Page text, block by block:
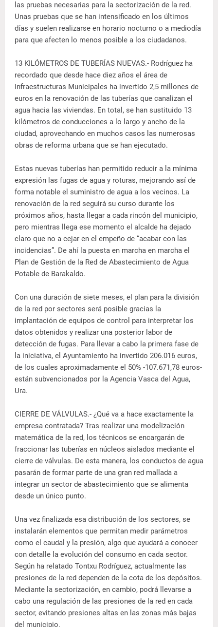
las pruebas necesarias para la sectorización de la red.
Unas pruebas que se han intensificado en los últimos
días y suelen realizarse en horario nocturno o a mediodía
para que afecten lo menos posible a los ciudadanos.
13 KILÓMETROS DE TUBERÍAS NUEVAS.- Rodríguez ha
recordado que desde hace diez años el área de
Infraestructuras Municipales ha invertido 2,5 millones de
euros en la renovación de las tuberías que canalizan el
agua hacia las viviendas. En total, se han sustituido 13
kilómetros de conducciones a lo largo y ancho de la
ciudad, aprovechando en muchos casos las numerosas
obras de reforma urbana que se han ejecutado.
Estas nuevas tuberías han permitido reducir a la mínima
expresión las fugas de agua y roturas, mejorando así de
forma notable el suministro de agua a los vecinos. La
renovación de la red seguirá su curso durante los
próximos años, hasta llegar a cada rincón del municipio,
pero mientras llega ese momento el alcalde ha dejado
claro que no a cejar en el empeño de “acabar con las
incidencias”. De ahí la puesta en marcha en marcha el
Plan de Gestión de la Red de Abastecimiento de Agua
Potable de Barakaldo.
Con una duración de siete meses, el plan para la división
de la red por sectores será posible gracias la
implantación de equipos de control para interpretar los
datos obtenidos y realizar una posterior labor de
detección de fugas. Para llevar a cabo la primera fase de
la iniciativa, el Ayuntamiento ha invertido 206.016 euros,
de los cuales aproximadamente el 50% -107.671,78 euros-
están subvencionados por la Agencia Vasca del Agua,
Ura.
CIERRE DE VÁLVULAS.- ¿Qué va a hace exactamente la
empresa contratada? Tras realizar una modelización
matemática de la red, los técnicos se encargarán de
fraccionar las tuberías en núcleos aislados mediante el
cierre de válvulas. De esta manera, los conductos de agua
pasarán de formar parte de una gran red mallada a
integrar un sector de abastecimiento que se alimenta
desde un único punto.
Una vez finalizada esa distribución de los sectores, se
instalarán elementos que permitan medir parámetros
como el caudal y la presión, algo que ayudará a conocer
con detalle la evolución del consumo en cada sector.
Según ha relatado Tontxu Rodríguez, actualmente las
presiones de la red dependen de la cota de los depósitos.
Mediante la sectorización, en cambio, podrá llevarse a
cabo una regulación de las presiones de la red en cada
sector, evitando presiones altas en las zonas más bajas
del municipio.